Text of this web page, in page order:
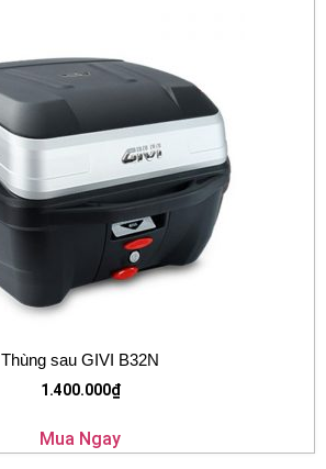
Thùng sau GIVI B32N
1.400.000₫
Mua Ngay